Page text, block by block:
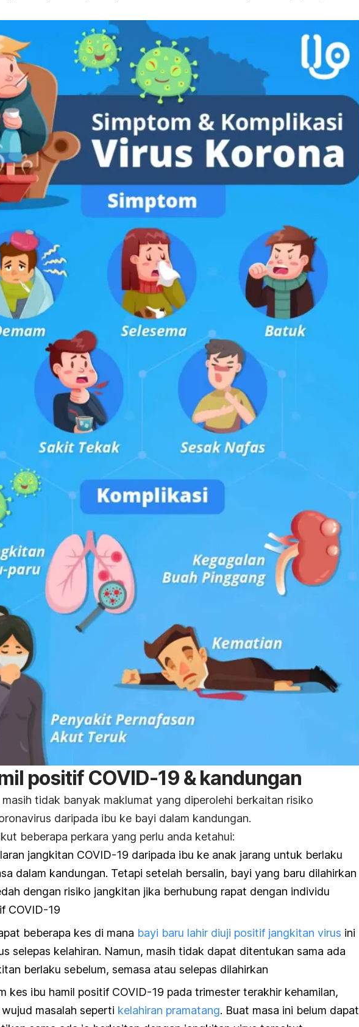
positif COVID-19 & kandungan
tidak banyak maklumat yang diperolehi berkaitan risiko
daripada ibu ke bayi dalam kandungan.
beberapa perkara yang perlu anda ketahui:
jangkitan COVID-19 daripada ibu ke anak jarang untuk berlaku
dalam kandungan. Tetapi setelah bersalin, bayi yang baru dilahirkan
dengan risiko jangkitan jika berhubung rapat dengan individu
COVID-19
beberapa kes di mana bayi baru lahir diuji positif jangkitan virus ini
selepas kelahiran. Namun, masih tidak dapat ditentukan sama ada
berlaku sebelum, semasa atau selepas dilahirkan
kes ibu hamil positif COVID-19 pada trimester terakhir kehamilan,
masalah seperti kelahiran pramatang. Buat masa ini belum dapat